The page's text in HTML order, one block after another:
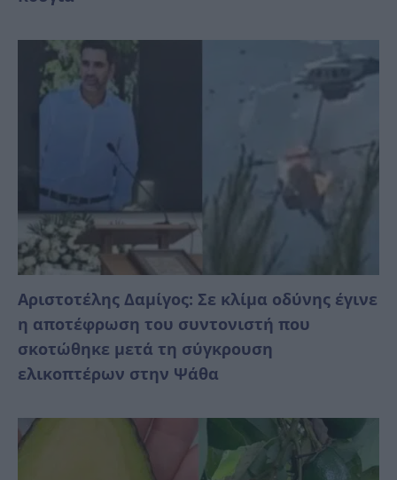
Αριστοτέλης Δαμίγος: Σε κλίμα οδύνης έγινε
η αποτέφρωση του συντονιστή που
σκοτώθηκε μετά τη σύγκρουση
ελικοπτέρων στην Ψάθα